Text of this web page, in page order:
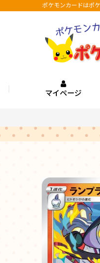
ポケモンカードはポ
マイページ